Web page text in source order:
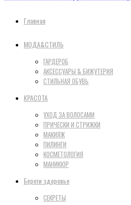
Главная
МОДА&СТИЛЬ
ГАРДЕРОБ
АКСЕССУАРЫ & БИЖУТЕРИЯ
СТИЛЬНАЯ ОБУВЬ
КРАСОТА
УХОД ЗА ВОЛОСАМИ
ПРИЧЕСКИ И СТРИЖКИ
МАКИЯЖ
ПИЛИНГИ
КОСМЕТОЛОГИЯ
МАНИКЮР
Береги здоровье
СЕКРЕТЫ